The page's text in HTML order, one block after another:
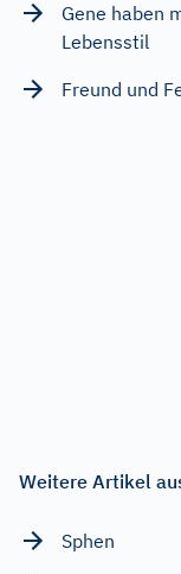
Gene haben
Lebensstil
Freund und
Weitere Artikel
Sphen